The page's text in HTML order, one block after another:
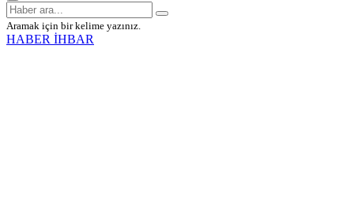
Aramak için bir kelime yazınız.
HABER İHBAR